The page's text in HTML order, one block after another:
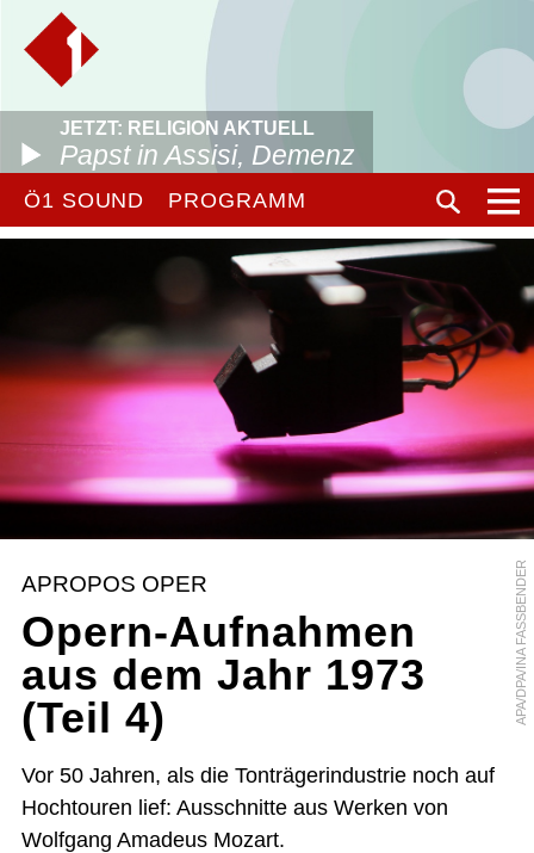
JETZT: RELIGION AKTUELL
Papst in Assisi, Demenz
Ö1 SOUND PROGRAMM
APA/DPA/INA FASSBENDER
APROPOS OPER
Opern-Aufnahmen
aus dem Jahr 1973
(Teil 4)
Vor 50 Jahren, als die Tonträgerindustrie noch auf
Hochtouren lief: Ausschnitte aus Werken von
Wolfgang Amadeus Mozart.